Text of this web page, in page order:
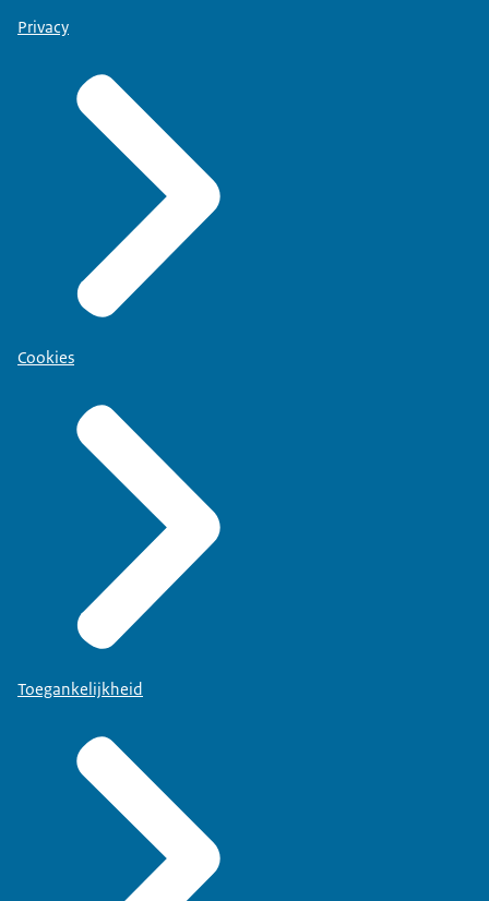
Privacy
Cookies
Toegankelijkheid